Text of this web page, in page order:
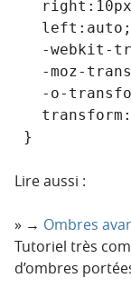
}
Lire aussi :
→ Ombres
Tutoriel très
d’ombres